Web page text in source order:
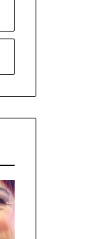
Arisa
alla
di